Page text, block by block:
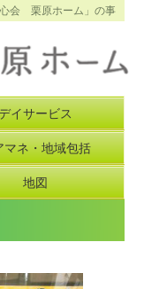
会 栗原ホーム」の事
イサービス
マネ・地域包括
地図